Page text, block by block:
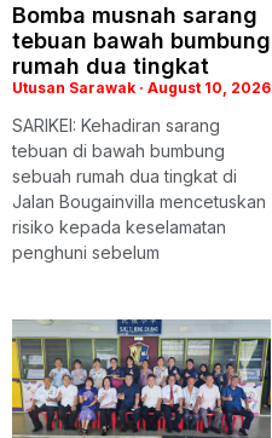
Bomba musnah sarang
tebuan bawah bumbung
rumah dua tingkat
Utusan Sarawak August 10, 2026
SARIKEI: Kehadiran sarang
tebuan di bawah bumbung
sebuah rumah dua tingkat di
Jalan Bougainvilla mencetuskan
risiko kepada keselamatan
penghuni sebelum